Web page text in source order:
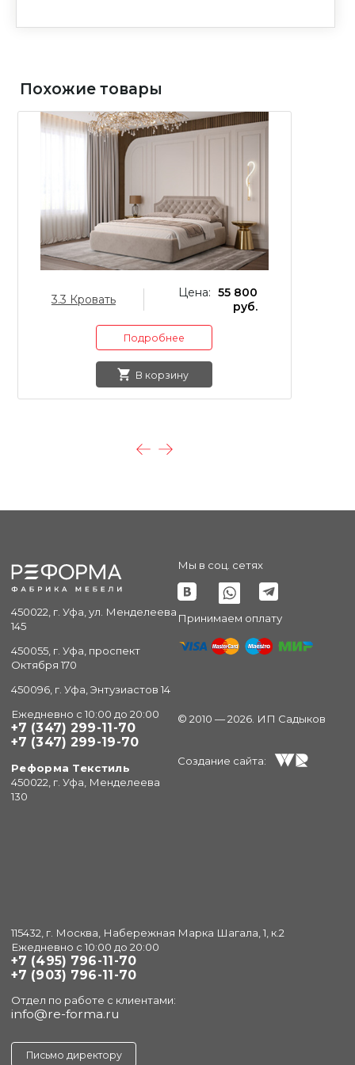
Похожие товары
3.3 Кровать Цена: 55 800
руб.
Подробнее
В корзину
450022, г. Уфа, ул. Менделеева
145
450055, г. Уфа, проспект
Октября 170
450096, г. Уфа, Энтузиастов 14
Ежедневно с 10:00 до 20:00
+7 (347) 299-11-70
+7 (347) 299-19-70
Реформа Текстиль
450022, г. Уфа, Менделеева
130
115432, г. Москва, Набережная Марка Шагала, 1, к.2
Ежедневно с 10:00 до 20:00
+7 (495) 796-11-70
+7 (903) 796-11-70
Отдел по работе с клиентами:
info@re-forma.ru
Письмо директору
Мы в соц. сетях
Принимаем оплату
© 2010 — 2026. ИП Садыков
Создание сайта: